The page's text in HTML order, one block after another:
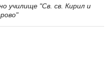
училище "Св. св. Кирил и